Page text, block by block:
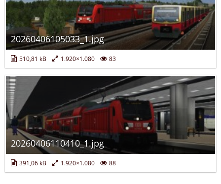
20260406105033_1.jpg
510,81 kB 1.920×1.080 83
20260406110410_1.jpg
391,06 kB 1.920×1.080 88